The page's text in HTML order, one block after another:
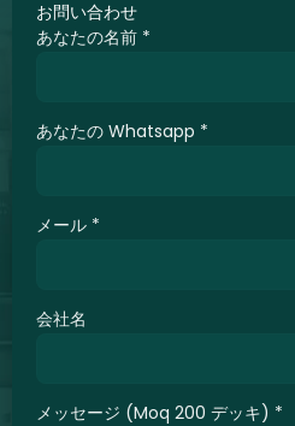
お問い合わせ
あなたの名前 *
あなたの Whatsapp *
メール *
会社名
メッセージ (Moq 200 デッキ) *